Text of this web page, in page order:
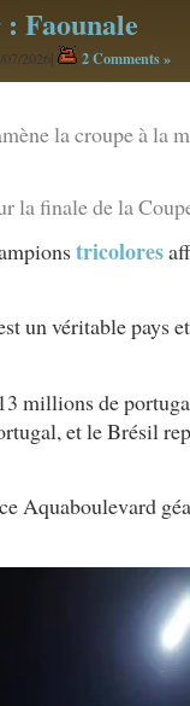
Faounale
07/2026| 2 Comments »
la croupe à la
la finale de la
tricolores
un véritable pays
millions de
et le Brésil
Aquaboulevard